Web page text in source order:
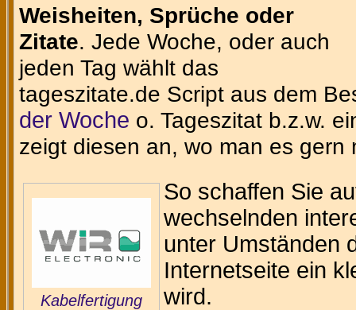
Weisheiten, Sprüche oder
Zitate. Jede Woche, oder auch
jeden Tag wählt das
tageszitate.de Script aus dem
der Woche o. Tageszitat b.z.w.
zeigt diesen an, wo man es gern
Kabelfertigung
So schaffen Sie
wechselnden
unter Umständen
Internetseite ein
wird.